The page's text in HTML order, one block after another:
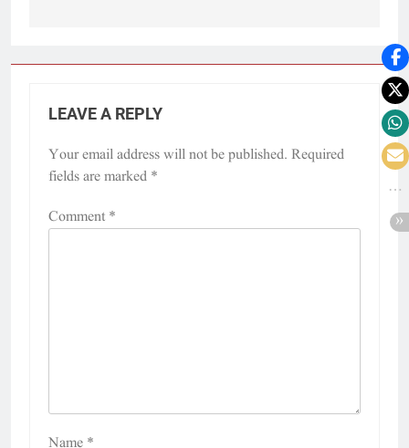
LEAVE A REPLY
Your email address will not be published. Required
fields are marked *
Comment *
Name *